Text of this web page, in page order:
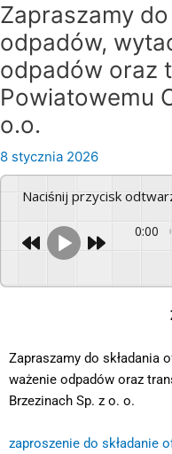
Zapraszamy
odpadów,
odpadów oraz
Powiatowemu
o.o.
8 stycznia 2026
Naciśnij przycisk
0:00
Zapraszamy do składania
ważenie odpadów oraz
Brzezinach Sp. z o. o.
zaproszenie do składanie